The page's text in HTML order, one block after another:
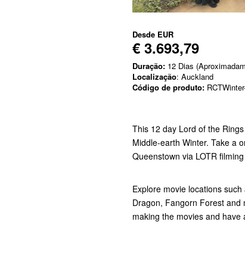
Desde EUR
€ 3.693,79
Duração: 12 Dias
Localização: Auckland
Código de produto:
This 12 day Lord of the
Middle-earth Winter. Take a
Queenstown via LOTR
Explore movie locations
Dragon, Fangorn Forest and
making the movies and